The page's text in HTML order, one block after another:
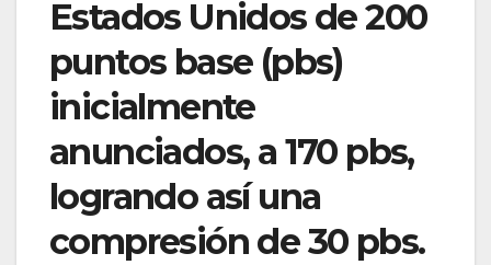
Estados Unidos de 200
puntos base (pbs)
inicialmente
anunciados, a 170 pbs,
logrando así una
compresión de 30 pbs.